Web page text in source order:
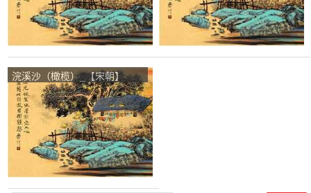
浣溪沙（橄榄）_【宋朝】
_【吴礼之】